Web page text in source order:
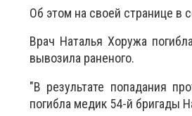
Об этом на своей странице в
Врач Наталья Хоружа
вывозила раненого.
"В результате попадания
погибла медик 54-й бригады